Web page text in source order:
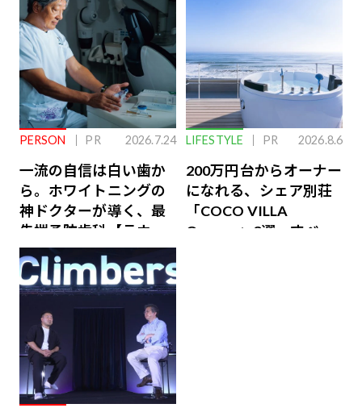
PERSON PR 2026.7.24
一流の自信は白い歯か
ら。ホワイトニングの
神ドクターが導く、最
先端予防歯科【ラウン
ジ会員特典あり】
LIFESTYLE PR 2026.8.6
200万円台からオーナー
になれる、シェア別荘
「COCO VILLA
Owners」3選。すべて